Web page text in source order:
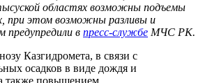
областях возможны подъемы
при этом возможны разливы и
предупредили в пресс-службе МЧС РК.
Казгидромета, в связи с
осадков в виде дождя и